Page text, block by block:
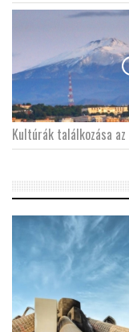
Kultúrák találkozása az